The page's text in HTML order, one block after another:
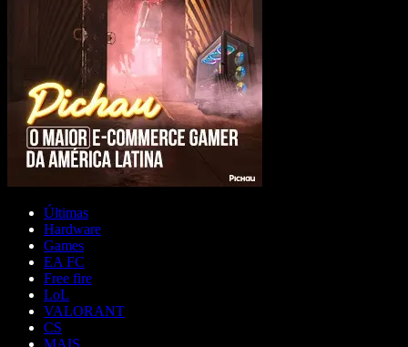
Últimas
Hardware
Games
EA FC
Free fire
LoL
VALORANT
CS